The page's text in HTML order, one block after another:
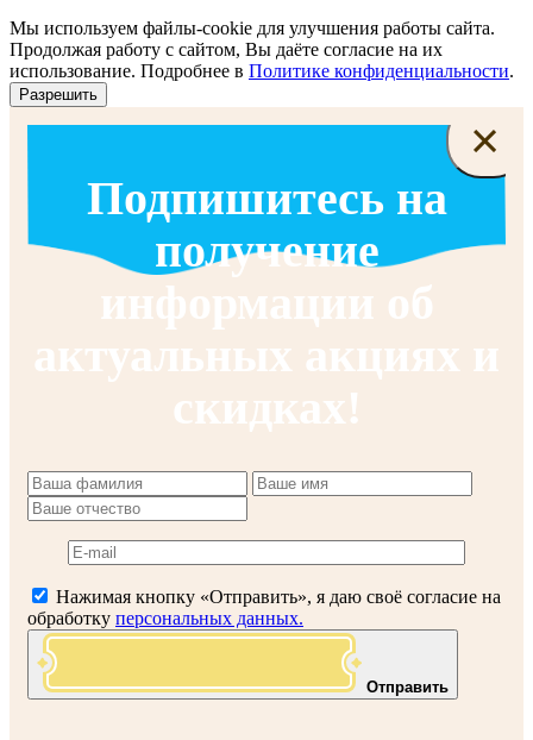
Мы используем файлы-cookie для улучшения работы сайта.
Продолжая работу с сайтом, Вы даёте согласие на их
использование. Подробнее в Политике конфиденциальности.
Разрешить
×
Подпишитесь на
получение
информации об
актуальных акциях и
скидках!
Нажимая кнопку «Отправить», я даю своё согласие на
обработку персональных данных.
Отправить